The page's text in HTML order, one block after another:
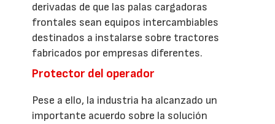
derivadas de que las palas cargadoras
frontales sean equipos intercambiables
destinados a instalarse sobre tractores
fabricados por empresas diferentes.
Protector del operador
Pese a ello, la industria ha alcanzado un
importante acuerdo sobre la solución